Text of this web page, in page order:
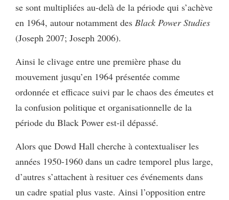
se sont multipliées au-delà de la période qui s’achève
en 1964, autour notamment des Black Power Studies
(Joseph 2007; Joseph 2006).
Ainsi le clivage entre une première phase du
mouvement jusqu’en 1964 présentée comme
ordonnée et efficace suivi par le chaos des émeutes et
la confusion politique et organisationnelle de la
période du Black Power est-il dépassé.
Alors que Dowd Hall cherche à contextualiser les
années 1950-1960 dans un cadre temporel plus large,
d’autres s’attachent à resituer ces événements dans
un cadre spatial plus vaste. Ainsi l’opposition entre